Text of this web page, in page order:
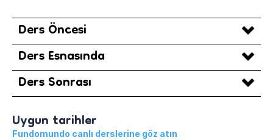
Ders Öncesi
Ders Esnasında
Ders Sonrası
Uygun tarihler
Fundomundo canlı derslerine göz atın